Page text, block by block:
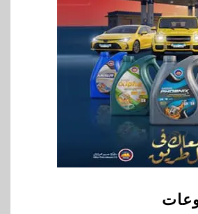
الحكمة.. وبوسي مفاجأة
التخطيط والبترول يبحثان
جهود تحقيق أمن الطاقة
المخاوف بشأن مستقبل الملاحة
مضيق هرمز